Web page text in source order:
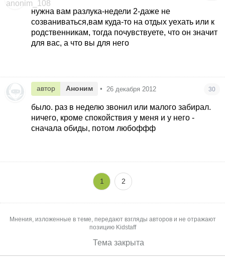
нужна вам разлука-недели 2-даже не
созваниваться,вам куда-то на отдых уехать или к
родственникам, тогда почувствуете, что он значит
для вас, а что вы для него
автор Аноним • 26 декабря 2012 30
было. раз в неделю звонил или малого забирал.
ничего, кроме спокойствия у меня и у него -
сначала обиды, потом любоффф
1 2
Мнения, изложенные в теме, передают взгляды авторов и не отражают
позицию Kidstaff
Тема закрыта